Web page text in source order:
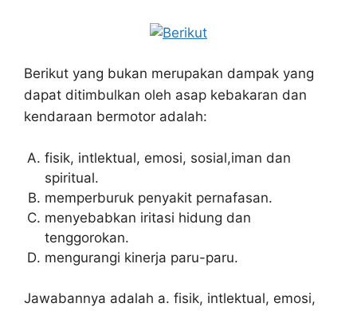
Berikut yang bukan merupakan dampak yang
dapat ditimbulkan oleh asap kebakaran dan
kendaraan bermotor adalah:
fisik, intlektual, emosi, sosial,iman dan
spiritual.
memperburuk penyakit pernafasan.
menyebabkan iritasi hidung dan
tenggorokan.
mengurangi kinerja paru-paru.
Jawabannya adalah a. fisik, intlektual, emosi,